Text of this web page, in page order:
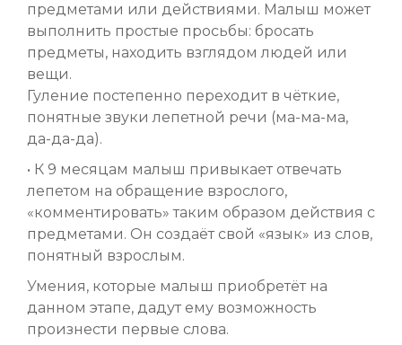
предметами или действиями. Малыш может
выполнить простые просьбы: бросать
предметы, находить взглядом людей или
вещи.
Гуление постепенно переходит в чёткие,
понятные звуки лепетной речи (ма-ма-ма,
да-да-да).
• К 9 месяцам малыш привыкает отвечать
лепетом на обращение взрослого,
«комментировать» таким образом действия с
предметами. Он создаёт свой «язык» из слов,
понятный взрослым.
Умения, которые малыш приобретёт на
данном этапе, дадут ему возможность
произнести первые слова.